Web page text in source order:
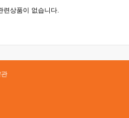
련상품이 없습니다.